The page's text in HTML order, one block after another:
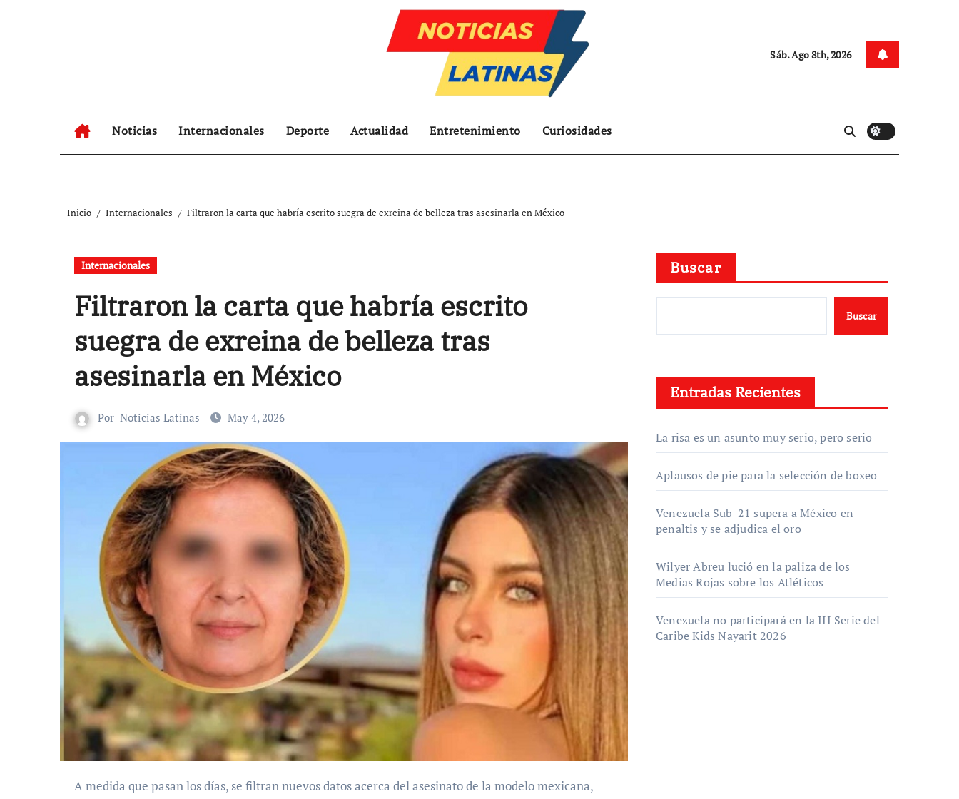
Sáb. Ago 8th, 2026
Noticias Internacionales Deporte Actualidad Entretenimiento Curiosidades
Inicio Internacionales Filtraron la carta que habría escrito suegra de exreina de belleza tras asesinarla en México
Internacionales
Filtraron la carta que habría escrito
suegra de exreina de belleza tras
asesinarla en México
Por Noticias Latinas May 4, 2026
A medida que pasan los días, se filtran nuevos datos acerca del asesinato de la modelo mexicana,
Buscar
Buscar
Entradas Recientes
La risa es un asunto muy serio, pero serio
Aplausos de pie para la selección de boxeo
Venezuela Sub-21 supera a México en
penaltis y se adjudica el oro
Wilyer Abreu lució en la paliza de los
Medias Rojas sobre los Atléticos
Venezuela no participará en la III Serie del
Caribe Kids Nayarit 2026